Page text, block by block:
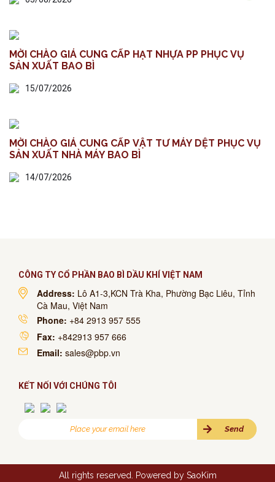
MỜI CHÀO GIÁ CUNG CẤP HẠT NHỰA PP PHỤC VỤ
SẢN XUẤT BAO BÌ
15/07/2026
MỜI CHÀO GIÁ CUNG CẤP VẬT TƯ MÁY DỆT PHỤC VỤ
SẢN XUẤT NHÀ MÁY BAO BÌ
14/07/2026
CÔNG TY CỔ PHẦN BAO BÌ DẦU KHÍ VIỆT NAM
Address: Lô A1-3,KCN Trà Kha, Phường Bạc Liêu, Tỉnh
Cà Mau, Việt Nam
Phone: +84 2913 957 555
Fax: +842913 957 666
Email: sales@pbp.vn
KẾT NỐI VỚI CHÚNG TÔI
All rights reserved. Powered by SaoKim